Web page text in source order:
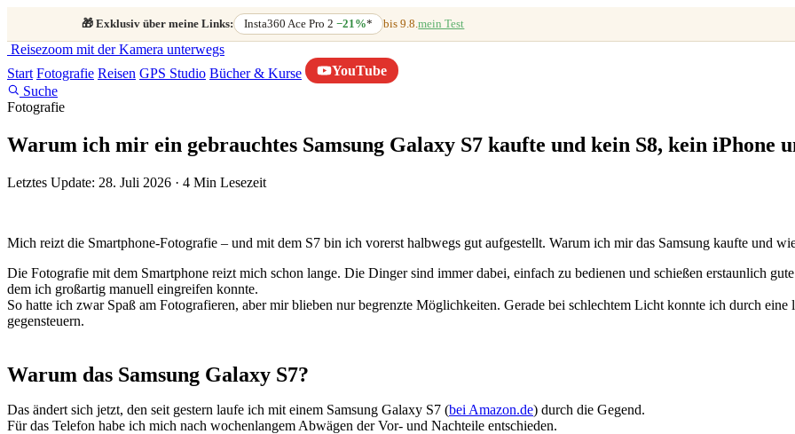
🎁 Exklusiv über meine Links: Insta360 Ace Pro 2−21%* bis 9.8.mein Test
Reisezoom mit der Kamera unterwegs
Start Fotografie Reisen GPS Studio Bücher & Kurse
YouTube
Suche
Fotografie
Warum ich mir ein gebrauchtes Samsung Galaxy S7 kaufte und kein S8, kein iPhone
Letztes Update: 28. Juli 2026 · 4 Min Lesezeit
Mich reizt die Smartphone-Fotografie – und mit dem S7 bin ich vorerst halbwegs gut aufgestellt. Warum ich mir das Samsung kaufte und
Die Fotografie mit dem Smartphone reizt mich schon lange. Die Dinger sind immer dabei, einfach zu bedienen und schießen erstaunlich
dem ich großartig manuell eingreifen konnte.
So hatte ich zwar Spaß am Fotografieren, aber mir blieben nur begrenzte Möglichkeiten. Gerade bei schlechtem Licht konnte ich durch
gegensteuern.
Warum das Samsung Galaxy S7?
Das ändert sich jetzt, den seit gestern laufe ich mit einem Samsung Galaxy S7 (bei Amazon.de) durch die Gegend.
Für das Telefon habe ich mich nach wochenlangem Abwägen der Vor- und Nachteile entschieden.